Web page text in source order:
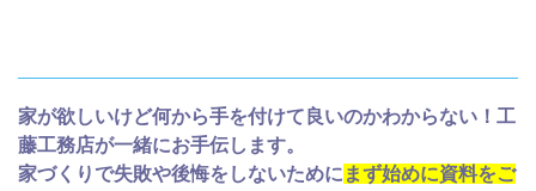
家が欲しいけど何から手を付けて良いのかわからない！工
藤工務店が一緒にお手伝します。
家づくりで失敗や後悔をしないために まず始めに資料をご